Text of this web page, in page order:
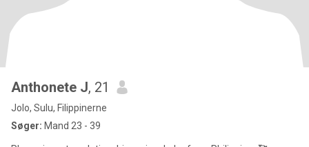
Anthonete J, 21
Jolo, Sulu, Filippinerne
Søger: Mand 23 - 39